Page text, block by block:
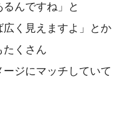
んですね」と
広く見えますよ」とか
たくさん
ジにマッチしていて